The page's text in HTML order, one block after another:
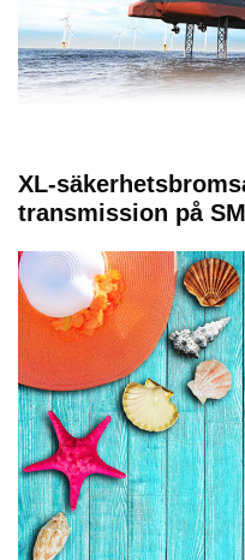
XL-
transmission på